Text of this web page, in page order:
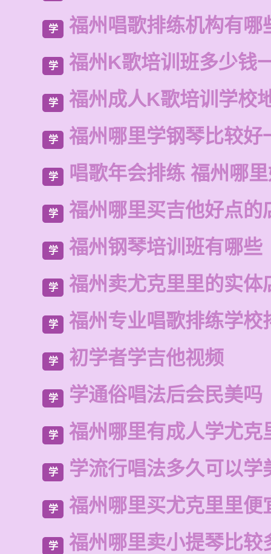
学 福州唱歌排练机构有哪
学 福州K歌培训班多少钱
学 福州成人K歌培训学校
学 福州哪里学钢琴比较好
学 唱歌年会排练 福州哪
学 福州哪里买吉他好点的
学 福州钢琴培训班有哪些
学 福州卖尤克里里的实体
学 福州专业唱歌排练学校
学 初学者学吉他视频
学 学通俗唱法后会民美吗
学 福州哪里有成人学尤克
学 学流行唱法多久可以学
学 福州哪里买尤克里里便
学 福州哪里卖小提琴比较